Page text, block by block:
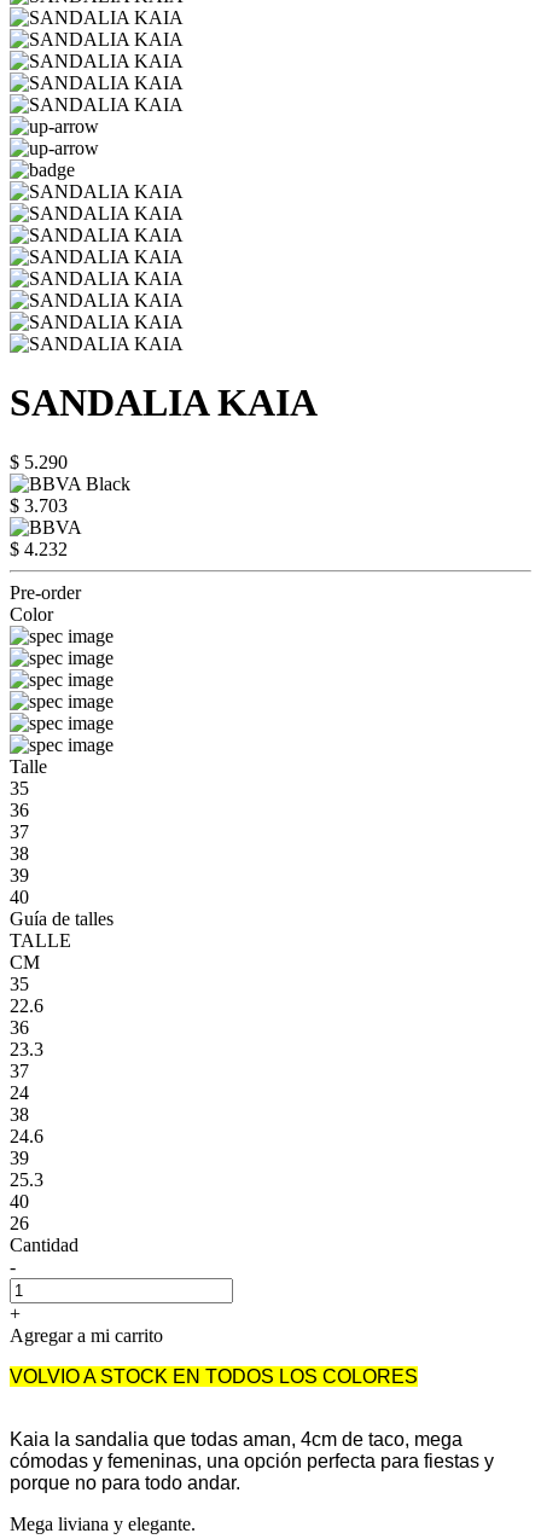
SANDALIA KAIA
$ 5.290
$ 3.703
$ 4.232
Pre-order
Color
Talle
35
36
37
38
39
40
Guía de talles
TALLE
CM
35
22.6
36
23.3
37
24
38
24.6
39
25.3
40
26
Cantidad
-
+
Agregar a mi carrito
VOLVIO A STOCK EN TODOS LOS COLORES
Kaia la sandalia que todas aman, 4cm de taco, mega
cómodas y femeninas, una opción perfecta para fiestas y
porque no para todo andar.
Mega liviana y elegante.